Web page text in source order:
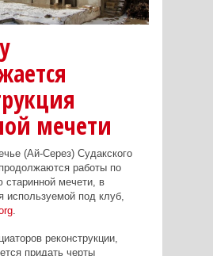
мечети
(Ай-Серез) Судакского
работы по
старинной мечети, в
используемой под клуб,
.
реконструкции,
придать черты